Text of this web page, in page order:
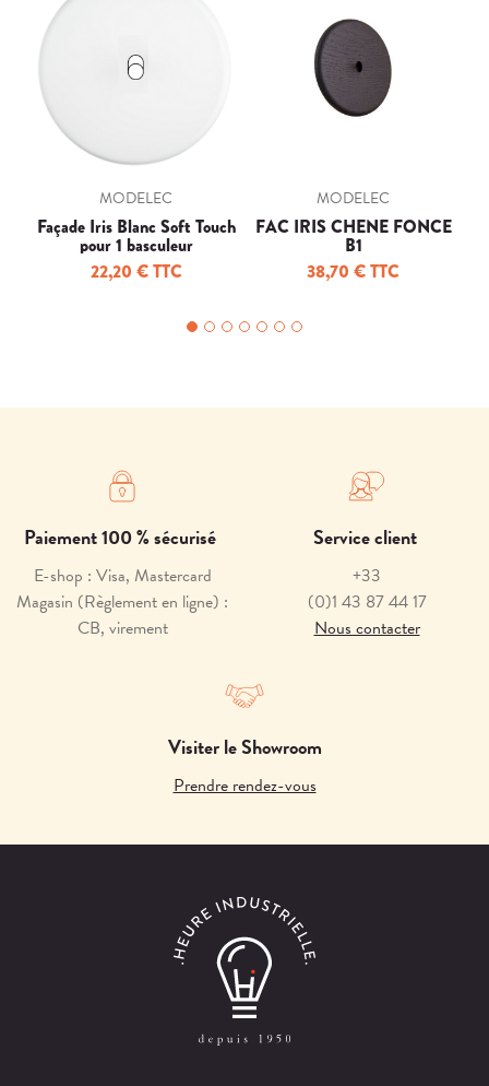
MODELEC
Façade Iris Blanc Soft Touch
pour 1 basculeur
22,20 € TTC
MODELEC
FAC IRIS CHENE FONCE
B1
38,70 € TTC
Paiement 100 % sécurisé
E-shop : Visa, Mastercard
Magasin (Règlement en ligne) :
CB, virement
Service client
+33
(0)1 43 87 44 17
Nous contacter
Visiter le Showroom
Prendre rendez-vous